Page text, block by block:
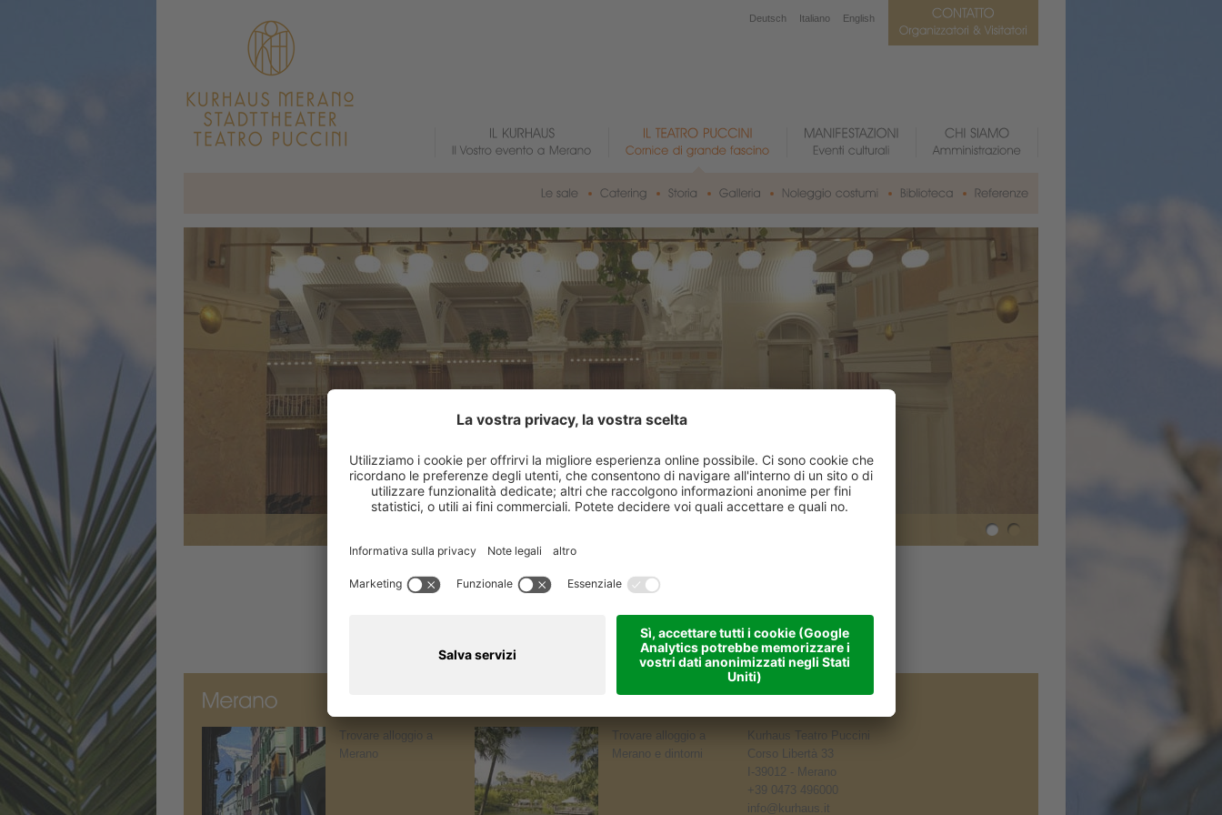
Deutsch Italiano English
Trovare alloggio a
Merano
Trovare alloggio a
Merano e dintorni
Kurhaus Teatro Puccini
Corso Libertà 33
I-39012 - Merano
+39 0473 496000
info@kurhaus.it